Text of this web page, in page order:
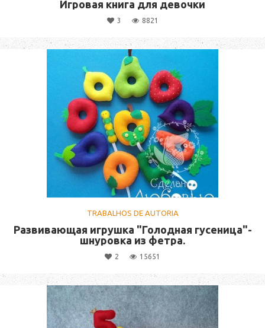
Игровая книга для девочки
3 8821
TRABALHOS DE AUTORIA
Развивающая игрушка "Голодная гусеница"-
шнуровка из фетра.
2 15651